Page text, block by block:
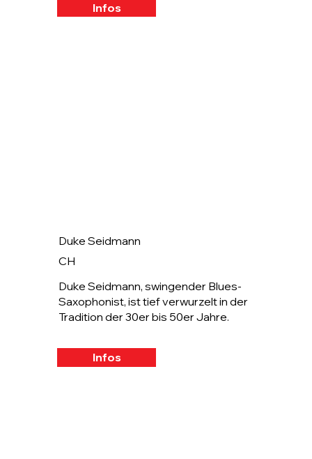
Infos
Duke Seidmann
CH
Duke Seidmann, swingender Blues-
Saxophonist, ist tief verwurzelt in der
Tradition der 30er bis 50er Jahre.
Infos